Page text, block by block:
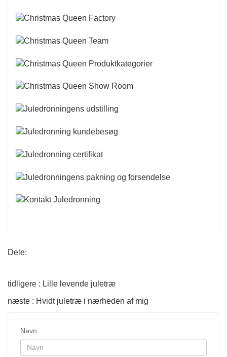
Dele:
tidligere : Lille levende juletræ
næste : Hvidt juletræ i nærheden af ​​mig
Navn